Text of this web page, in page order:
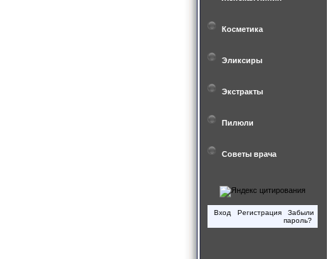
Косметика
Эликсиры
Экстракты
Пилюли
Советы врача
Вход Регистрация
Забыли
пароль?